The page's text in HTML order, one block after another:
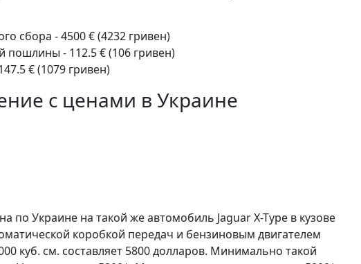
сбора - 4500 € (4232 гривен)
пошлины - 112.5 € (106 гривен)
€ (1079 гривен)
с ценами в Украине
по Украине на такой же автомобиль Jaguar X-Type в кузове
коробкой передач и бензиновым двигателем
куб. см. составляет 5800 долларов. Минимально такой